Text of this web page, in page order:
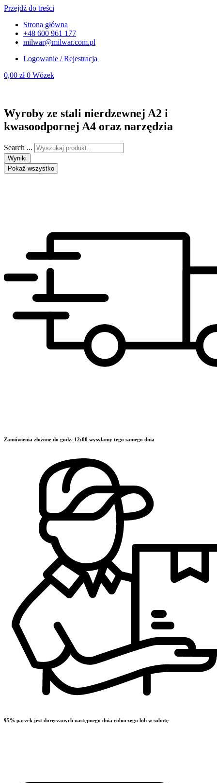
Przejdź do treści
Strona główna
+48 600 961 177
milwar@milwar.com.pl
Logowanie / Rejestracja
0,00 zł 0 Wózek
Wyroby ze stali nierdzewnej A2 i
kwasoodpornej A4 oraz narzędzia
Search ...
Wyniki
Pokaż wszystko
Zamówienia złożone do godz. 12:00 wysyłamy tego samego dnia
95% paczek jest doręczanych następnego dnia roboczego lub w sobotę